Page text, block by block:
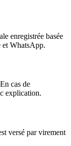
enregistrée basée
et WhatsApp.
cas de
explication.
versé par virement